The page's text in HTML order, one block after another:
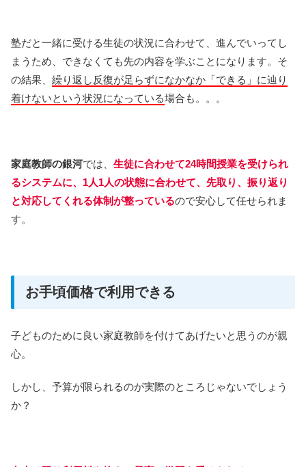
塾だと一緒に受ける生徒の状況に合わせて、進んでいってし
まうため、できなくても先の内容を学ぶことになります。そ
の結果、 繰り返し反復が足らずになかなか「できる」に辿り
着けないという状況になっている場合も。。。
家庭教師の銀河では、 生徒に合わせて24時間授業を受けられ
るシステムに、1人1人の状態に合わせて、先取り、振り返り
と対応してくれる体制が整っているので安心して任せられま
す。
お手頃価格で利用できる
子どものために良い家庭教師を付けてあげたいと思うのが親
心。
しかし、予算が限られるのが実際のところじゃないでしょう
か？